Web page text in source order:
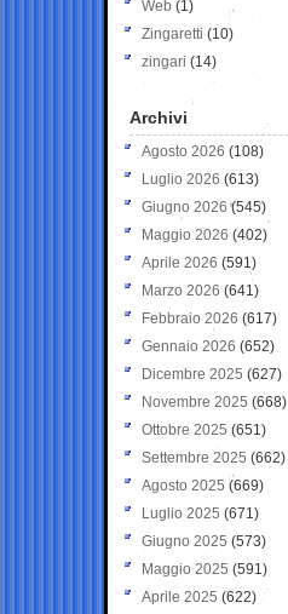
Web (1)
Zingaretti (10)
zingari (14)
Archivi
Agosto 2026 (108)
Luglio 2026 (613)
Giugno 2026 (545)
Maggio 2026 (402)
Aprile 2026 (591)
Marzo 2026 (641)
Febbraio 2026 (617)
Gennaio 2026 (652)
Dicembre 2025 (627)
Novembre 2025 (668)
Ottobre 2025 (651)
Settembre 2025 (662)
Agosto 2025 (669)
Luglio 2025 (671)
Giugno 2025 (573)
Maggio 2025 (591)
Aprile 2025 (622)